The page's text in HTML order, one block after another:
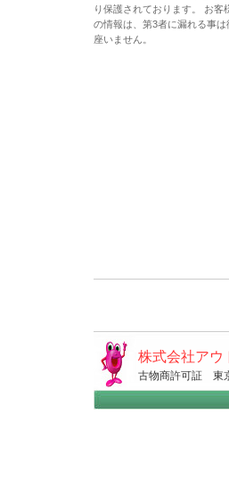
り保護されております。 お客
の情報は、第3者に漏れる事は
座いません。
株式会社アウ
古物商許可証 東